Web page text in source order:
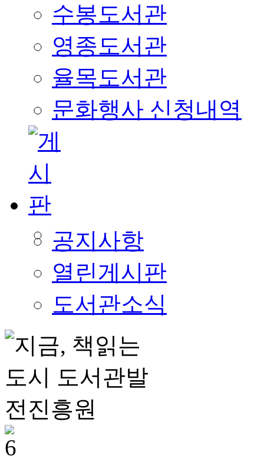
수봉도서관
영종도서관
율목도서관
문화행사 신청내역
공지사항
열린게시판
도서관소식